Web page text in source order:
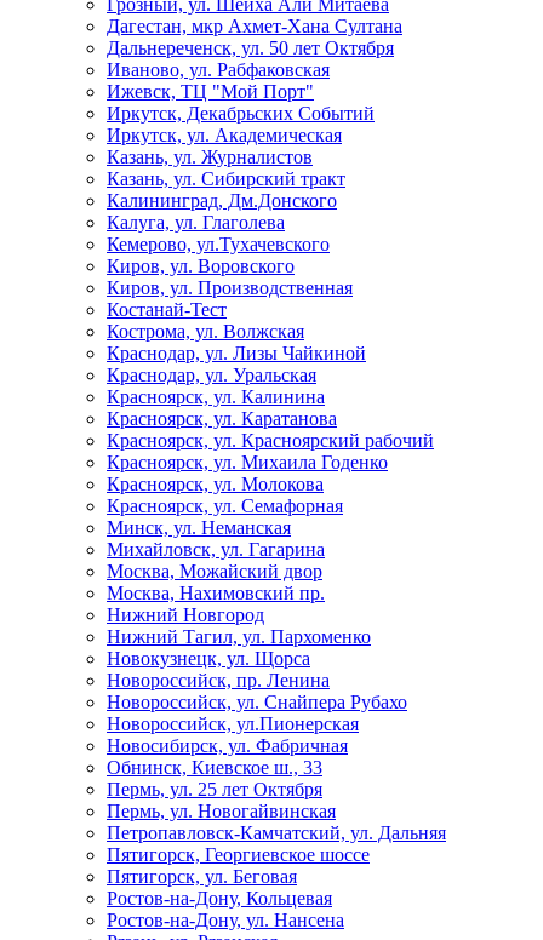
Грозный, ул. Шейха Али Митаева
Дагестан, мкр Ахмет-Хана Султана
Дальнереченск, ул. 50 лет Октября
Иваново, ул. Рабфаковская
Ижевск, ТЦ "Мой Порт"
Иркутск, Декабрьских Событий
Иркутск, ул. Академическая
Казань, ул. Журналистов
Казань, ул. Сибирский тракт
Калининград, Дм.Донского
Калуга, ул. Глаголева
Кемерово, ул.Тухачевского
Киров, ул. Воровского
Киров, ул. Производственная
Костанай-Тест
Кострома, ул. Волжская
Краснодар, ул. Лизы Чайкиной
Краснодар, ул. Уральская
Красноярск, ул. Калинина
Красноярск, ул. Каратанова
Красноярск, ул. Красноярский рабочий
Красноярск, ул. Михаила Годенко
Красноярск, ул. Молокова
Красноярск, ул. Семафорная
Минск, ул. Неманская
Михайловск, ул. Гагарина
Москва, Можайский двор
Москва, Нахимовский пр.
Нижний Новгород
Нижний Тагил, ул. Пархоменко
Новокузнецк, ул. Щорса
Новороссийск, пр. Ленина
Новороссийск, ул. Снайпера Рубахо
Новороссийск, ул.Пионерская
Новосибирск, ул. Фабричная
Обнинск, Киевское ш., 33
Пермь, ул. 25 лет Октября
Пермь, ул. Новогайвинская
Петропавловск-Камчатский, ул. Дальняя
Пятигорск, Георгиевское шоссе
Пятигорск, ул. Беговая
Ростов-на-Дону, Кольцевая
Ростов-на-Дону, ул. Нансена